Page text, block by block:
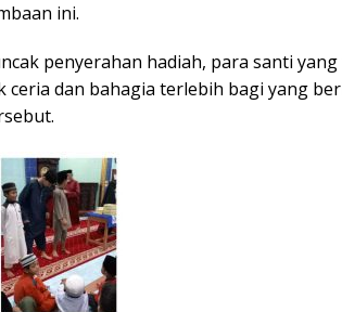
ini.
penyerahan hadiah, para santi
ceria dan bahagia terlebih bagi yang